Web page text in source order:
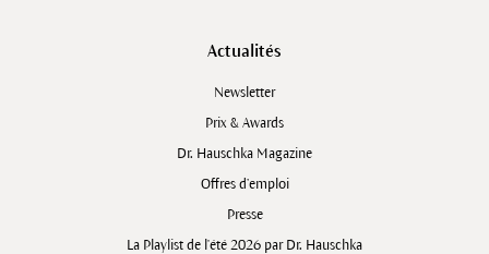
Actualités
Newsletter
Prix & Awards
Dr. Hauschka Magazine
Offres d’emploi
Presse
La Playlist de l'été 2026 par Dr. Hauschka